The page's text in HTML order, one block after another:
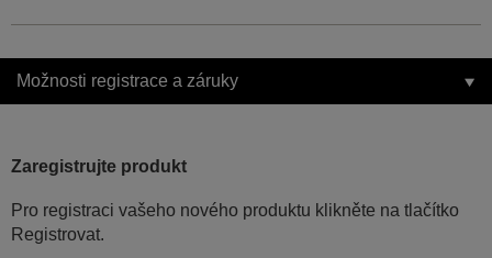
Možnosti registrace a záruky
Zaregistrujte produkt
Pro registraci vašeho nového produktu klikněte na tlačítko
Registrovat.